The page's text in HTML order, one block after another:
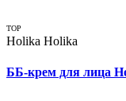
TOP
Holika Holika
ББ-крем для лица